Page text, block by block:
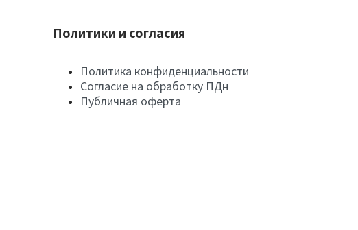
Политики и согласия
Политика конфиденциальности
Согласие на обработку ПДн
Публичная оферта